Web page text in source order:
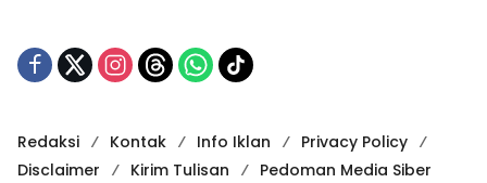
Redaksi Kontak Info Iklan
Privacy Policy
Disclaimer
Kirim Tulisan Pedoman Media Siber